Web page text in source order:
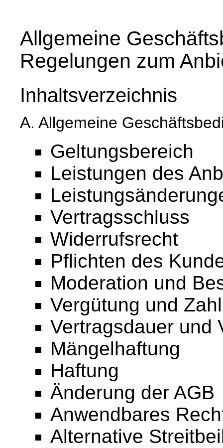
Allgemeine
Regelungen zum
Inhaltsverzeichnis
A. Allgemeine
Geltungsbereich
Leistungen des
Vertragsschluss
Widerrufsrecht
Pflichten des
Moderation und
Vergütung und
Vertragsdauer und
Mängelhaftung
Haftung
Änderung der AGB
Anwendbares
Alternative